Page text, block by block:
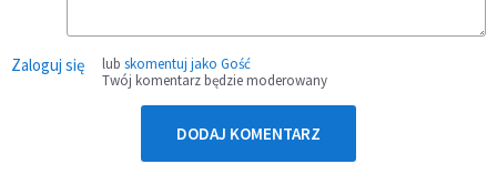
Zaloguj się lub skomentuj jako Gość
Twój komentarz będzie moderowany
DODAJ KOMENTARZ